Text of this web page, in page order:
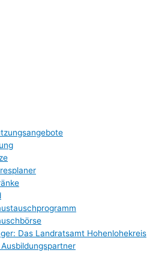
Das Landratsamt Hohenlohekreis